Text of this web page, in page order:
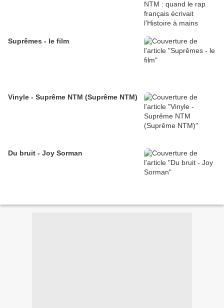
Suprêmes - le film
Vinyle - Suprême NTM (Suprême NTM)
Du bruit - Joy Sorman